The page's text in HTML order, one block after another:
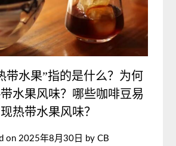
带水果”指的是什么？为何
水果风味？哪些咖啡豆易
热带水果风味？
on 2025年8月30日 by CB